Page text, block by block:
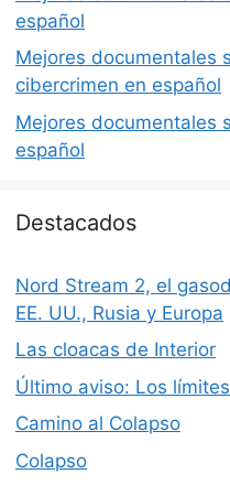
español
Mejores documentales
cibercrimen en español
Mejores documentales
español
Destacados
Nord Stream 2, el
EE. UU., Rusia y Europa
Las cloacas de Interior
Último aviso: Los
Camino al Colapso
Colapso